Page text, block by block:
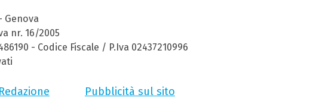
Genova
nr. 16/2005
- Codice Fiscale / P.Iva 02437210996
Redazione Pubblicità sul sito